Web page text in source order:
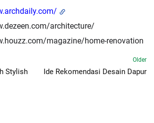
architecture/
magazine/home-renovation
Stylish
Older
Ide Rekomendasi Desain Dapur